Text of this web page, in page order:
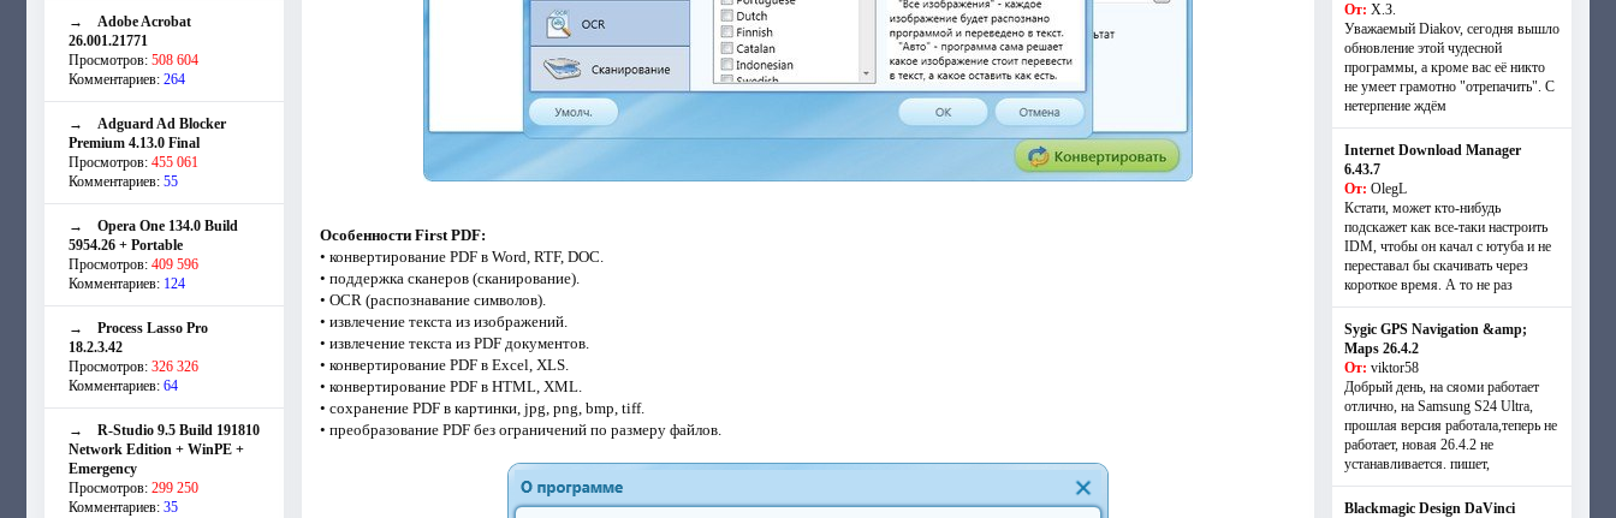
→ Adobe Acrobat
26.001.21771
Просмотров: 508 604
Комментариев: 264
→ Adguard Ad Blocker
Premium 4.13.0 Final
Просмотров: 455 061
Комментариев: 55
→ Opera One 134.0 Build
5954.26 + Portable
Просмотров: 409 596
Комментариев: 124
→ Process Lasso Pro
18.2.3.42
Просмотров: 326 326
Комментариев: 64
→ R-Studio 9.5 Build 191810
Network Edition + WinPE +
Emergency
Просмотров: 299 250
Комментариев: 35
Особенности First PDF:
• конвертирование PDF в Word, RTF, DOC.
• поддержка сканеров (сканирование).
• OCR (распознавание символов).
• извлечение текста из изображений.
• извлечение текста из PDF документов.
• конвертирование PDF в Excel, XLS.
• конвертирование PDF в HTML, XML.
• сохранение PDF в картинки, jpg, png, bmp, tiff.
• преобразование PDF без ограничений по размеру файлов.
От: Х.З.
Уважаемый Diakov, сегодня вышло
обновление этой чудесной
программы, а кроме вас её никто
не умеет грамотно "отрепачить". С
нетерпение ждём
Internet Download Manager
6.43.7
От: OlegL
Кстати, может кто-нибудь
подскажет как все-таки настроить
IDM, чтобы он качал с ютуба и не
переставал бы скачивать через
короткое время. А то не раз
Sygic GPS Navigation &amp;
Maps 26.4.2
От: viktor58
Добрый день, на сяоми работает
отлично, на Samsung S24 Ultra,
прошлая версия работала,теперь не
работает, новая 26.4.2 не
устанавливается. пишет,
Blackmagic Design DaVinci